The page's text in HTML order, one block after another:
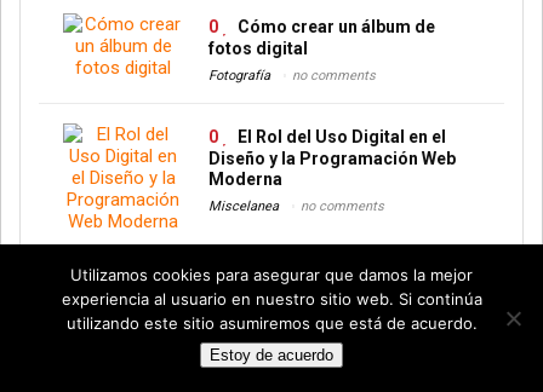
0
Cómo crear un álbum de
fotos digital
Fotografía no comments
0
El Rol del Uso Digital en el
Diseño y la Programación Web
Moderna
Miscelanea no comments
0
Guía Completa para Comprar
Souvenirs y Conchas Marinas
Online al Por Mayor
Miscelanea no comments
Utilizamos cookies para asegurar que damos la mejor
experiencia al usuario en nuestro sitio web. Si continúa
utilizando este sitio asumiremos que está de acuerdo.
Estoy de acuerdo